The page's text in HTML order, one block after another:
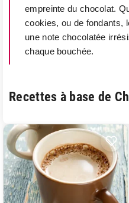
empreinte du chocolat.
cookies, ou de fondants,
une note chocolatée
chaque bouchée.
Recettes à base de